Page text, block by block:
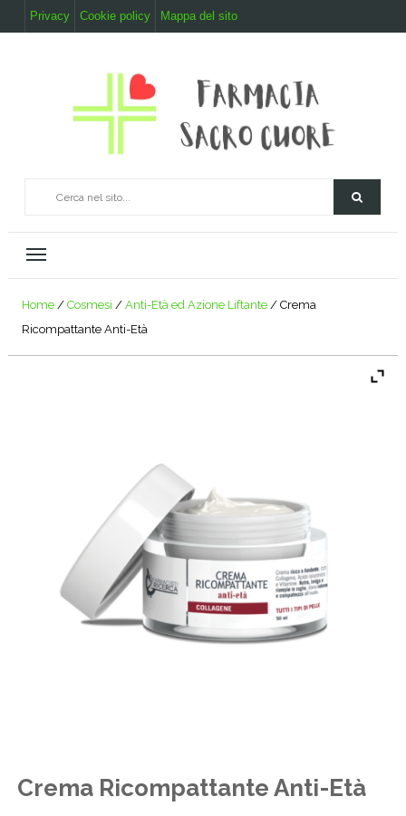
Privacy Cookie policy Mappa del sito
Home / Cosmesi / Anti-Età ed Azione Liftante / Crema
Ricompattante Anti-Età
Crema Ricompattante Anti-Età